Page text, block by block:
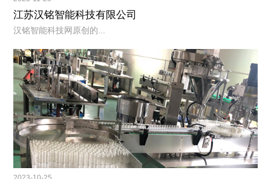
江苏汉铭智能科技有限公司
汉铭智能科技网原创的...